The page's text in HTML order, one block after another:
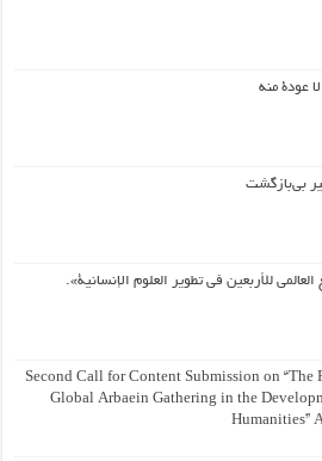
عودة منه
بی‌بازگشت
للأربعين في تطوير العلوم الإنسانية».
Second Call for Content Submission on “The
Global Arbaein Gathering in the
Humanities”